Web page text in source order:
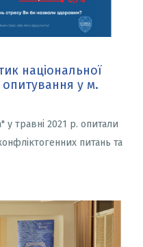
національної
опитування у м.
у травні 2021 р. опитали
питань та